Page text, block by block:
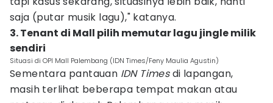
saja (putar musik lagu)," katanya.
3. Tenant di Mall pilih memutar lagu jingle milik
sendiri
Situasi di OPI Mall Palembang (IDN Times/Feny Maulia Agustin)
Sementara pantauan IDN Timesdi lapangan,
masih terlihat beberapa tempat makan atau